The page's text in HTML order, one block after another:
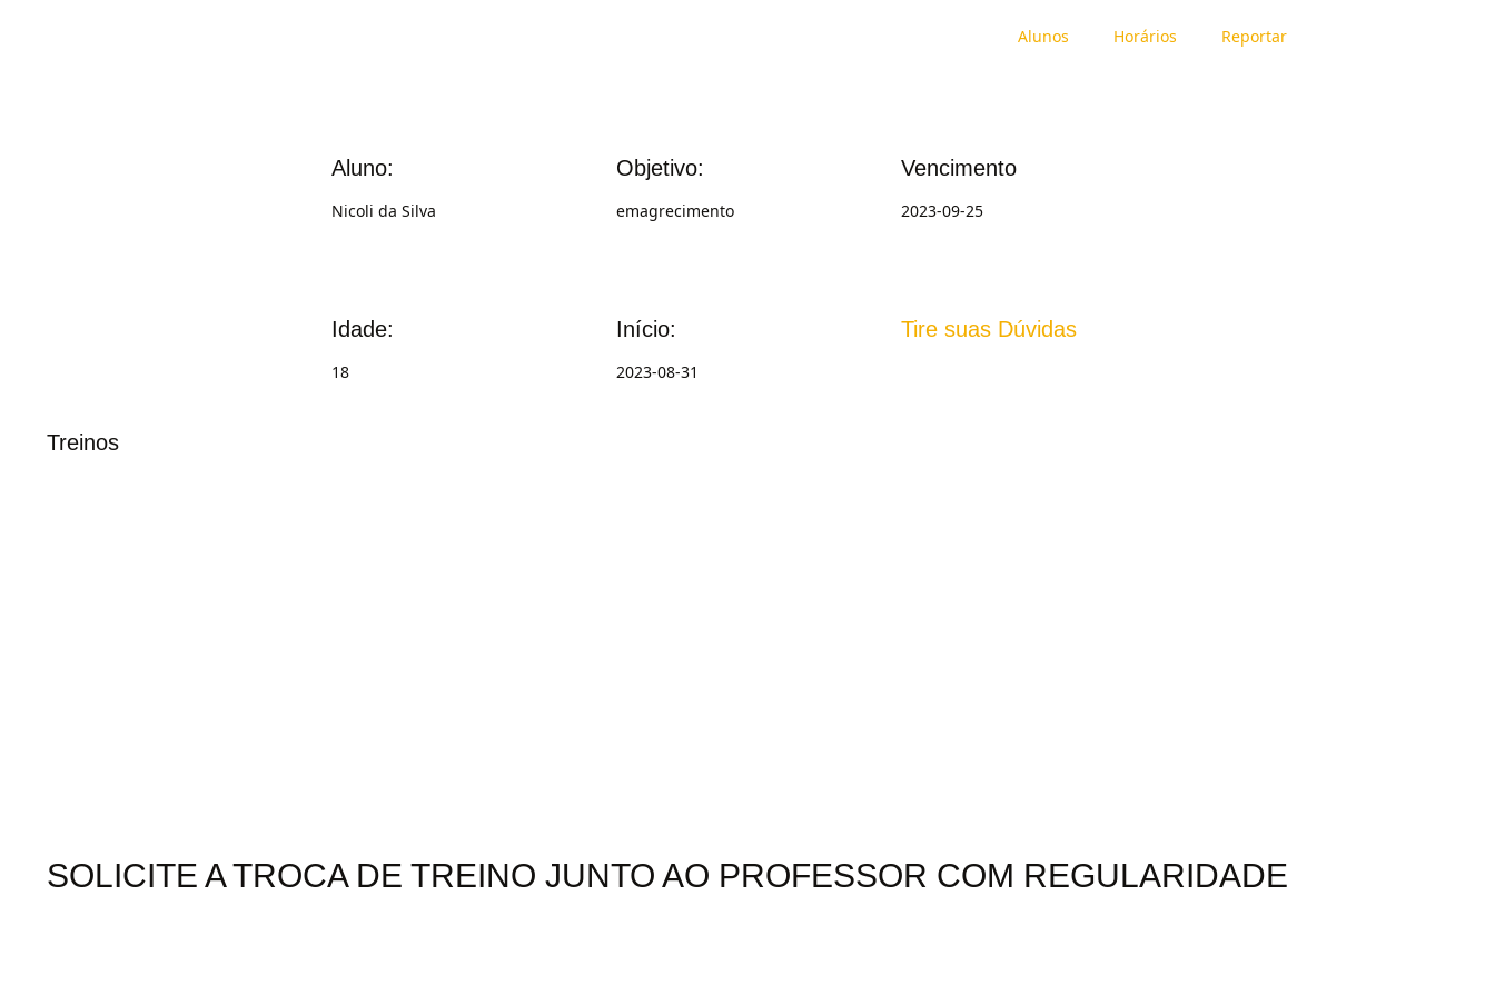
Alunos Horários Reportar
Aluno:
Nicoli da Silva
Idade:
18
Objetivo:
emagrecimento
Início:
2023-08-31
Vencimento
2023-09-25
Tire suas Dúvidas
Treinos
SOLICITE A TROCA DE TREINO JUNTO AO PROFESSOR COM REGULARIDADE